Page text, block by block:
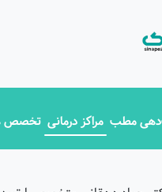
مطب مراکز درمانی تخصص